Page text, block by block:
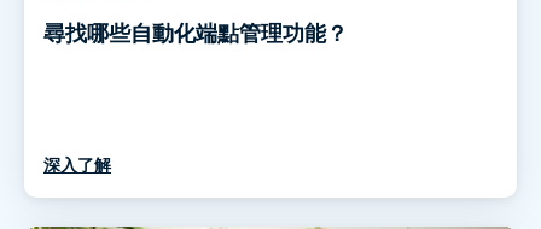
尋找哪些自動化端點管理功能？
深入了解